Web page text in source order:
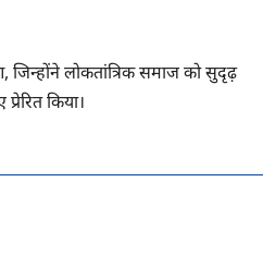
लोकतांत्रिक समाज को सुदृढ़
किया।